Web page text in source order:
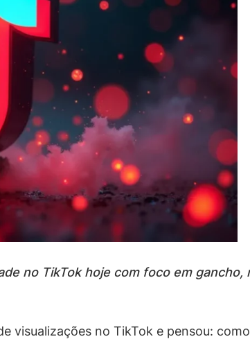
no TikTok hoje com foco em
visualizações no TikTok e pensou: